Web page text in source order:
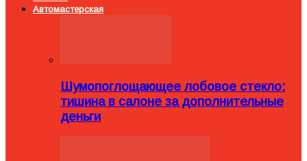
Автомастерская
Шумопоглощающее лобовое стекло:
тишина в салоне за дополнительные
деньги